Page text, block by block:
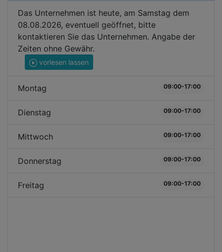
Das Unternehmen ist heute, am Samstag dem
08.08.2026, eventuell geöffnet, bitte
kontaktieren Sie das Unternehmen. Angabe der
Zeiten ohne Gewähr.
vorlesen lassen
Montag 09:00-17:00
Dienstag 09:00-17:00
Mittwoch 09:00-17:00
Donnerstag 09:00-17:00
Freitag 09:00-17:00